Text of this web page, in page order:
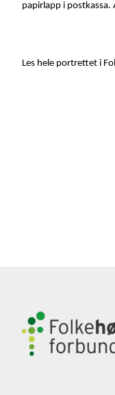
papirlapp i postkassa.
Les hele portrettet i